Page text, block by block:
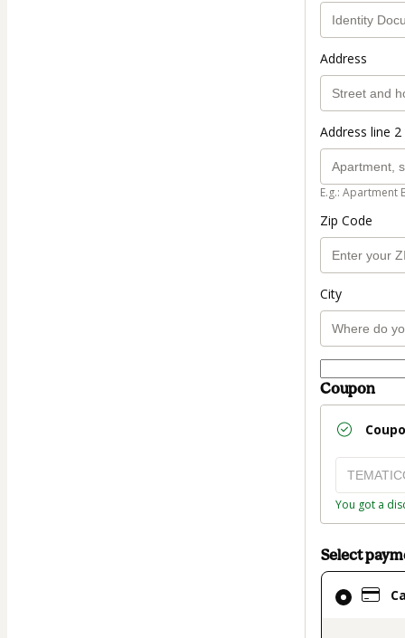
Address
Address line
E.g.: Apartment
Zip Code
City
Coupon
You got a
Select
Card
selected